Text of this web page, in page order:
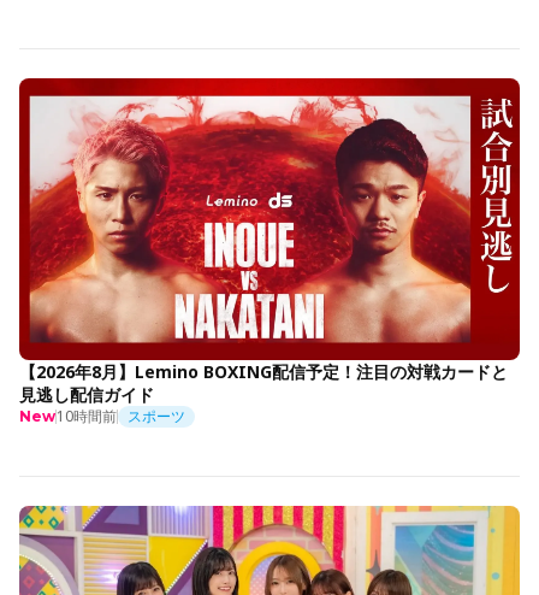
【2026年8月】Lemino BOXING配信予定！注目の対戦カードと
見逃し配信ガイド
New10時間前 スポーツ